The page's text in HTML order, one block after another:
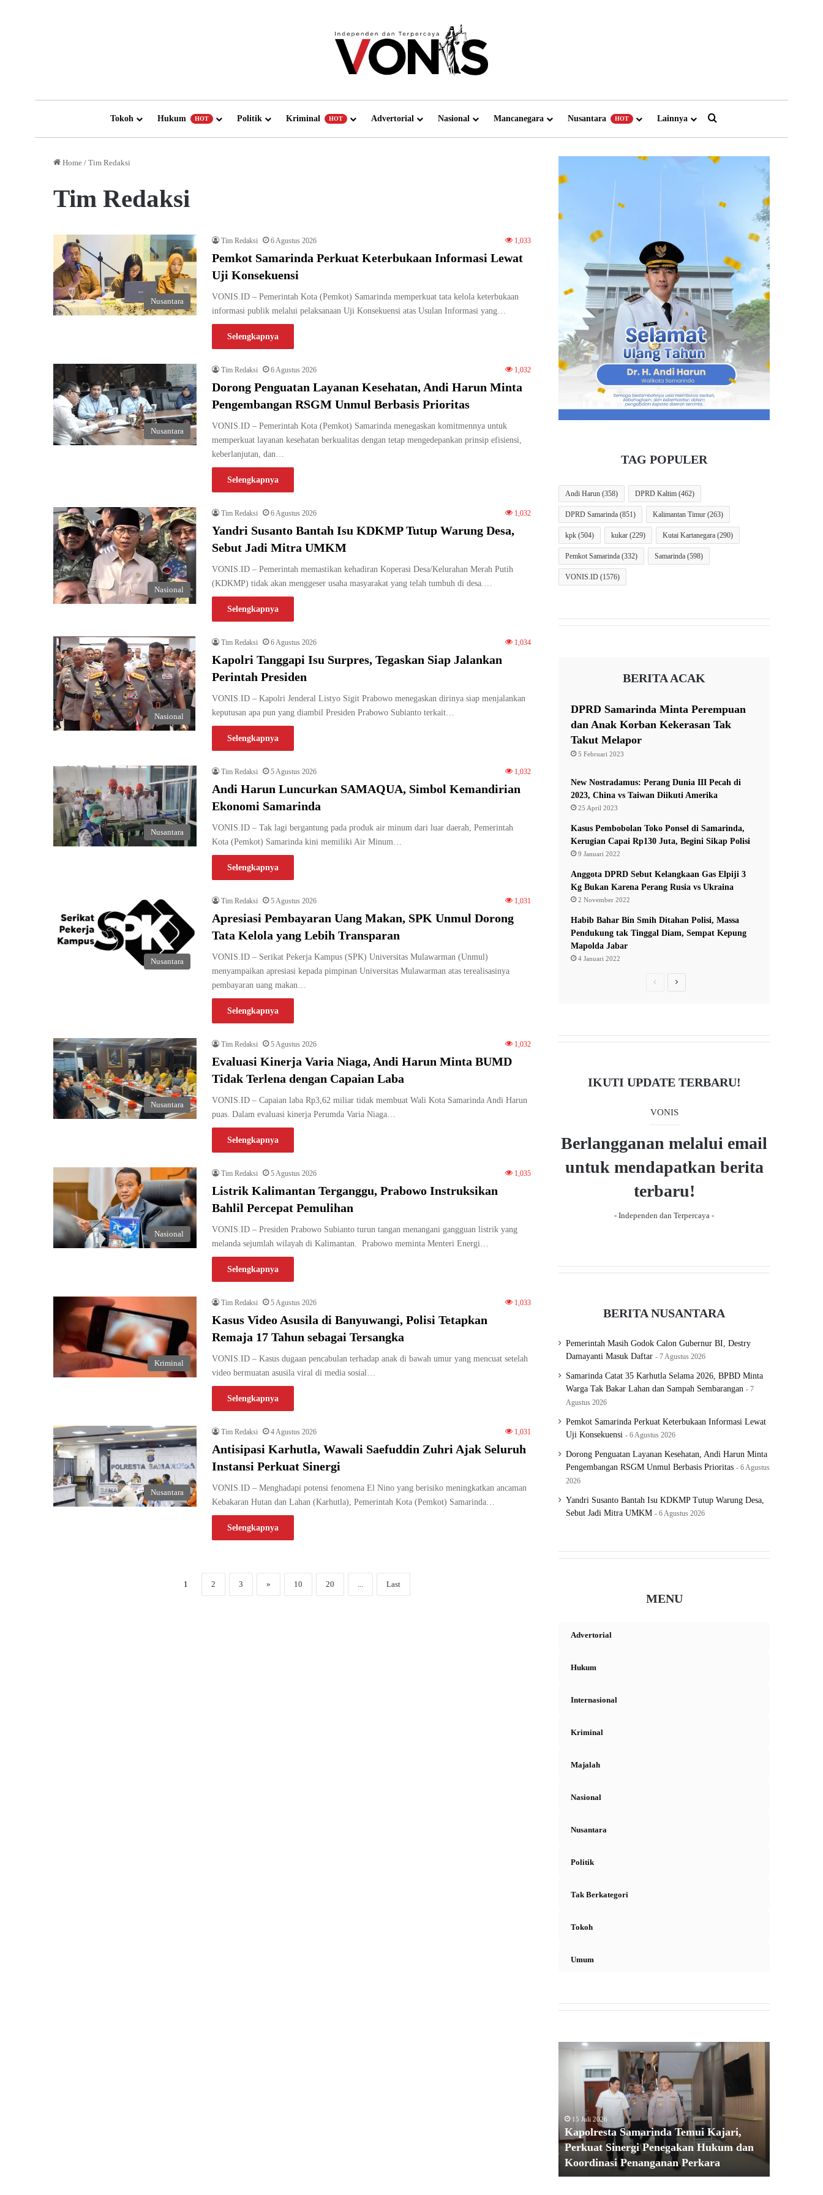
Tokoh Hukum HOT Politik Kriminal HOT Advertorial Nasional Mancanegara Nusantara HOT Lainnya
Home / Tim Redaksi
Tim Redaksi
Nusantara
Tim Redaksi 6 Agustus 2026 1,033
Pemkot Samarinda Perkuat Keterbukaan Informasi Lewat
Uji Konsekuensi
VONIS.ID – Pemerintah Kota (Pemkot) Samarinda memperkuat tata kelola keterbukaan
informasi publik melalui pelaksanaan Uji Konsekuensi atas Usulan Informasi yang…
Selengkapnya
Nusantara
Tim Redaksi 6 Agustus 2026 1,032
Dorong Penguatan Layanan Kesehatan, Andi Harun Minta
Pengembangan RSGM Unmul Berbasis Prioritas
VONIS.ID – Pemerintah Kota (Pemkot) Samarinda menegaskan komitmennya untuk
memperkuat layanan kesehatan berkualitas dengan tetap mengedepankan prinsip efisiensi,
keberlanjutan, dan…
Selengkapnya
Nasional
Tim Redaksi 6 Agustus 2026 1,032
Yandri Susanto Bantah Isu KDKMP Tutup Warung Desa,
Sebut Jadi Mitra UMKM
VONIS.ID – Pemerintah memastikan kehadiran Koperasi Desa/Kelurahan Merah Putih
(KDKMP) tidak akan menggeser usaha masyarakat yang telah tumbuh di desa.…
Selengkapnya
Nasional
Tim Redaksi 6 Agustus 2026 1,034
Kapolri Tanggapi Isu Surpres, Tegaskan Siap Jalankan
Perintah Presiden
VONIS.ID – Kapolri Jenderal Listyo Sigit Prabowo menegaskan dirinya siap menjalankan
keputusan apa pun yang diambil Presiden Prabowo Subianto terkait…
Selengkapnya
Nusantara
Tim Redaksi 5 Agustus 2026 1,032
Andi Harun Luncurkan SAMAQUA, Simbol Kemandirian
Ekonomi Samarinda
VONIS.ID – Tak lagi bergantung pada produk air minum dari luar daerah, Pemerintah
Kota (Pemkot) Samarinda kini memiliki Air Minum…
Selengkapnya
Nusantara
Tim Redaksi 5 Agustus 2026 1,031
Apresiasi Pembayaran Uang Makan, SPK Unmul Dorong
Tata Kelola yang Lebih Transparan
VONIS.ID – Serikat Pekerja Kampus (SPK) Universitas Mulawarman (Unmul)
menyampaikan apresiasi kepada pimpinan Universitas Mulawarman atas terealisasinya
pembayaran uang makan…
Selengkapnya
Nusantara
Tim Redaksi 5 Agustus 2026 1,032
Evaluasi Kinerja Varia Niaga, Andi Harun Minta BUMD
Tidak Terlena dengan Capaian Laba
VONIS.ID – Capaian laba Rp3,62 miliar tidak membuat Wali Kota Samarinda Andi Harun
puas. Dalam evaluasi kinerja Perumda Varia Niaga…
Selengkapnya
Nasional
Tim Redaksi 5 Agustus 2026 1,035
Listrik Kalimantan Terganggu, Prabowo Instruksikan
Bahlil Percepat Pemulihan
VONIS.ID – Presiden Prabowo Subianto turun tangan menangani gangguan listrik yang
melanda sejumlah wilayah di Kalimantan. Prabowo meminta Menteri Energi…
Selengkapnya
Kriminal
Tim Redaksi 5 Agustus 2026 1,033
Kasus Video Asusila di Banyuwangi, Polisi Tetapkan
Remaja 17 Tahun sebagai Tersangka
VONIS.ID – Kasus dugaan pencabulan terhadap anak di bawah umur yang mencuat setelah
video bermuatan asusila viral di media sosial…
Selengkapnya
Nusantara
Tim Redaksi 4 Agustus 2026 1,031
Antisipasi Karhutla, Wawali Saefuddin Zuhri Ajak Seluruh
Instansi Perkuat Sinergi
VONIS.ID – Menghadapi potensi fenomena El Nino yang berisiko meningkatkan ancaman
Kebakaran Hutan dan Lahan (Karhutla), Pemerintah Kota (Pemkot) Samarinda…
Selengkapnya
1 2 3 » 10 20 Last
TAG POPULER
Andi Harun (358) DPRD Kaltim (462)
DPRD Samarinda (851) Kalimantan Timur (263)
kpk (504) kukar (229) Kutai Kartanegara (290)
Pemkot Samarinda (332) Samarinda (598)
VONIS.ID (1576)
BERITA ACAK
DPRD Samarinda Minta Perempuan
dan Anak Korban Kekerasan Tak
Takut Melapor
5 Februari 2023
New Nostradamus: Perang Dunia III Pecah di
2023, China vs Taiwan Diikuti Amerika
25 April 2023
Kasus Pembobolan Toko Ponsel di Samarinda,
Kerugian Capai Rp130 Juta, Begini Sikap Polisi
9 Januari 2022
Anggota DPRD Sebut Kelangkaan Gas Elpiji 3
Kg Bukan Karena Perang Rusia vs Ukraina
2 November 2022
Habib Bahar Bin Smih Ditahan Polisi, Massa
Pendukung tak Tinggal Diam, Sempat Kepung
Mapolda Jabar
4 Januari 2022
v
u
e
N
t
g
IKUTI UPDATE TERBARU!
VONIS
Berlangganan melalui email
untuk mendapatkan berita
terbaru!
- Independen dan Terpercaya -
BERITA NUSANTARA
Pemerintah Masih Godok Calon Gubernur BI, Destry
Damayanti Masuk Daftar
7 Agustus 2026
Samarinda Catat 35 Karhutla Selama 2026, BPBD Minta
Warga Tak Bakar Lahan dan Sampah Sembarangan
7
Agustus 2026
Pemkot Samarinda Perkuat Keterbukaan Informasi Lewat
Uji Konsekuensi
6 Agustus 2026
Dorong Penguatan Layanan Kesehatan, Andi Harun Minta
Pengembangan RSGM Unmul Berbasis Prioritas
6 Agustus
2026
Yandri Susanto Bantah Isu KDKMP Tutup Warung Desa,
Sebut Jadi Mitra UMKM
6 Agustus 2026
MENU
Advertorial
Hukum
Internasional
Kriminal
Majalah
Nasional
Nusantara
Politik
Tak Berkategori
Tokoh
Umum
e
s
t
a
S
15 Juli 2026
Kapolresta Samarinda Temui Kajari,
Perkuat Sinergi Penegakan Hukum dan
Koordinasi Penanganan Perkara